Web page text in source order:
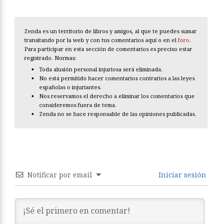
Zenda es un territorio de libros y amigos, al que te puedes sumar
transitando por la web y con tus comentarios aquí o en el foro.
Para participar en esta sección de comentarios es preciso estar
registrado. Normas:
Toda alusión personal injuriosa será eliminada.
No está permitido hacer comentarios contrarios a las leyes
españolas o injuriantes.
Nos reservamos el derecho a eliminar los comentarios que
consideremos fuera de tema.
Zenda no se hace responsable de las opiniones publicadas.
Notificar por email Iniciar sesión